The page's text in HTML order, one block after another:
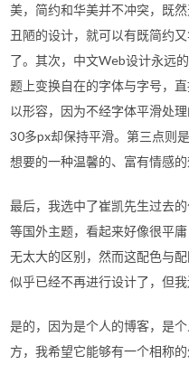
美，简约和华美并不冲突，既
丑陋的设计，就可以有既简约
了。其次，中文Web设计永远
题上变换自在的字体与字号，
以形容，因为不经字体平滑处
30多px却保持平滑。第三点则
想要的一种温馨的、富有情感的
最后，我选中了崔凯先生过去
等国外主题，看起来好像很平
无太大的区别，然而这配色与
似乎已经不再进行设计了，但我
是的，因为是个人的博客，是
方，我希望它能够有一个相称的